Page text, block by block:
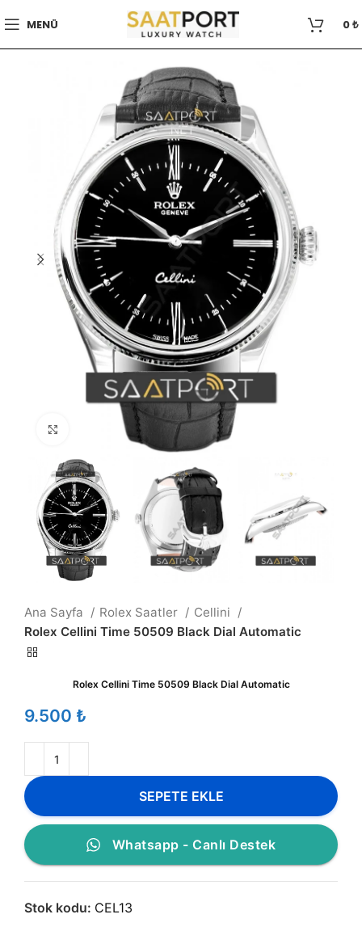
MENÜ 0₺
Büyütmek için tıklayın
Ana Sayfa Rolex Saatler
Cellini
Rolex Cellini Time 50509 Black Dial Automatic
Rolex Cellini Time 50509 Black Dial Automatic
₺
SEPETE EKLE
Whatsapp - Canlı Destek
Stok kodu: CEL13